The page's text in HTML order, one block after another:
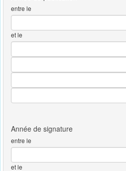
entre le
et le
entre le
et le